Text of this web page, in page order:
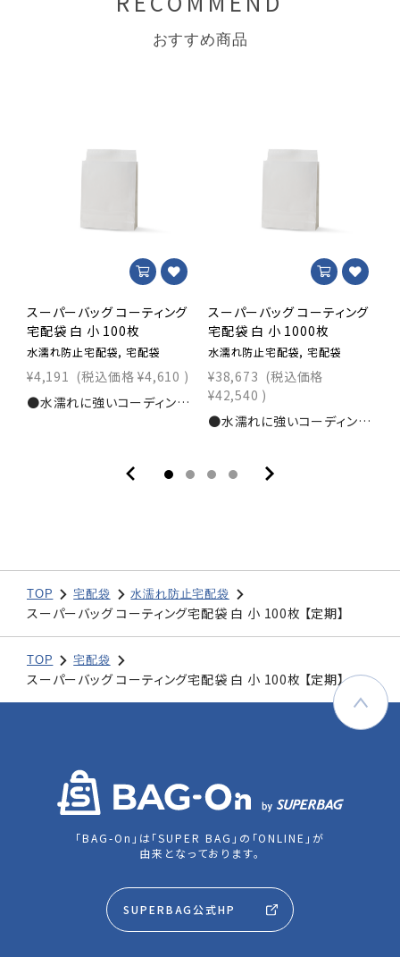
おすすめ商品
スーパーバッグ コーティング
宅配袋 白 小 100枚
水濡れ防止宅配袋, 宅配袋
¥4,191 (税込価格 ¥4,610 )
●水濡れに強いコーディング仕様●便利なテープ付タイプ●シンプルな白無地の宅配袋寸法：幅260×マチ80×丈320+ベロ50ｍｍ素材：晒100g/㎡＋PET入数：100枚商品コード：0000101580-100
スーパーバッグ コーティング
宅配袋 白 小 1000枚
水濡れ防止宅配袋, 宅配袋
¥38,673 (税込価格
¥42,540 )
●水濡れに強いコーディング仕様●お得な1000枚セット●便利なテープ付タイプ●シンプルな白無地の宅配袋寸法：幅260×マチ80×丈320+ベロ50ｍｍ素材：晒100g/㎡＋PET入数：1000枚商品コード：0000101580-1000
TOP 宅配袋 水濡れ防止宅配袋
スーパーバッグ コーティング宅配袋 白 小 100枚 【定期】
TOP 宅配袋
スーパーバッグ コーティング宅配袋 白 小 100枚 【定期】
「BAG-On」は「SUPER BAG」の「ONLINE」が
由来となっております。
SUPERBAG公式HP